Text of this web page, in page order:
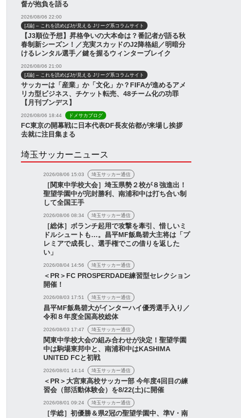
督が抱負を語る
2026/08/06 22:00
[J論] – これを読めばJが見える Jリーグ系コラムサイト
【J3順位予想】昇格争いの大本命は？番記者が語る秋
春制新シーズン！／充実スカッドのJ2降格組／明暗分
けるレンタル選手／鍵を握るウィンターブレイク
2026/08/06 21:00
[J論] – これを読めばJが見える Jリーグ系コラムサイト
サッカーは「産業」か「文化」か？FIFAが進めるアメ
リカ型ビジネス、チケット転売、48チーム化の功罪
【月刊ブンデス】
2026/08/06 18:44 ドメサカブログ
FC東京の開幕戦に日本代表DF長友佑都が来場し挨拶
去就に注目集まる
埼玉サッカーニュース
2026/08/06 15:03 埼玉サッカー通信
［関東中学校大会］埼玉県勢２校が８強進出！
聖望学園中が完封勝利、南浦和中は打ち合い制
して全国王手
2026/08/06 08:34 埼玉サッカー通信
［総体］ボランチ起用で攻撃を牽引、惜しいミ
ドルシュートも…。昌平MF飯島碧大主将は「プ
レミアで成長し、選手権でこの借りを返した
い」
2026/08/04 14:56 埼玉サッカー通信
＜PR＞FC PROSPERDADE練習型セレクション
開催！
2026/08/03 17:51 埼玉サッカー通信
昌平MF飯島碧大がインターハイ優秀選手入り／
令和８年度全国高校総体
2026/08/03 17:47 埼玉サッカー通信
関東中学校大会の組み合わせが決定！聖望学園
中は駒場東邦中と、南浦和中はKASHIMA
UNITED FCと初戦
2026/08/01 14:14 埼玉サッカー通信
＜PR＞大宮東高校サッカー部 今年度4回目の練
習会（部活動体験会）を8/22(土)に開催
2026/08/01 09:24 埼玉サッカー通信
［学総］初優勝＆県2冠の聖望学園中、準V・南